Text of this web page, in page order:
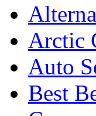
Arctic
Auto
Best